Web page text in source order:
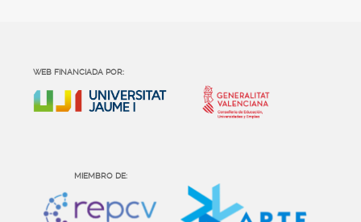
WEB FINANCIADA POR:
MIEMBRO DE: